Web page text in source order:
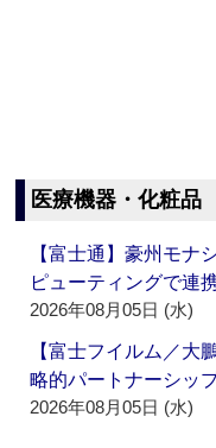
医療機器・化粧品
【富士通】豪州モナ
ピューティングで連
2026年08月05日 (水)
【富士フイルム／大
略的パートナーシッ
2026年08月05日 (水)